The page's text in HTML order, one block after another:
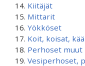
Kiitäjät
Mittarit
Yökköset
Koit, koisat,
Perhoset muut
Vesiperhoset,